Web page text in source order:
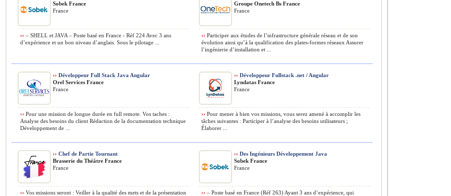
Sobek France
France
›› – SHELL et JAVA – Poste basé en France - Réf 224 Avec 3 ans
d’expérience et un bon niveau d’anglais. Sous le pilotage ...
Groupe Onetech Bs France
France
›› Participer aux études de l’infrastructure générale réseau et de son
évolution ainsi qu’à la qualification des plates-formes réseaux Assurer
l’ingénierie d’installation et ...
›› Développeur Full Stack Java Angular
Orel Services France
France
›› Pour une mission de longue durée en full remote. Vos taches :
Analyse des besoins du client Rédaction de la documentation technique
Développement de ...
›› Développeur Fullstack .net / Angular
Lyndatas France
France
›› Pour mener à bien vos missions, vous serez amené à accomplir les
tâches suivantes : Participer à l’analyse des besoins utilisateurs ;
Élaborer ...
›› Chef de Partie Tournant
Brasserie du Théâtre France
France
›› Vos missions seront : Veiller à la qualité des mets et de la présentation
›› Des Ingénieurs Développement Java
Sobek France
France
›› – Poste basé en France (Réf 263) Ayant 3 ans d’expérience, qui